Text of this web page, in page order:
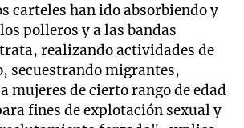
carteles han ido absorbiendo y
polleros y a las bandas
realizando actividades de
secuestrando migrantes,
mujeres de cierto rango de edad
fines de explotación sexual y